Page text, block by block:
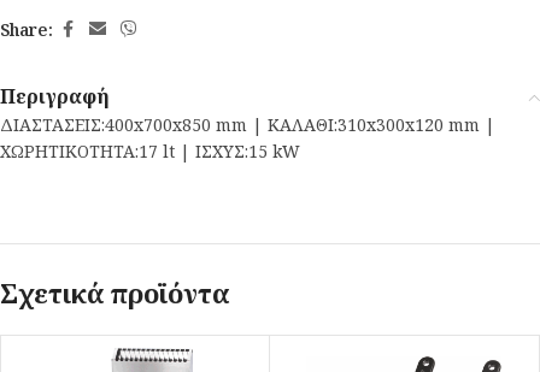
Share:
Περιγραφή
ΔΙΑΣΤΑΣΕΙΣ:400x700x850 mm | ΚΑΛΑΘΙ:310x300x120 mm |
ΧΩΡΗΤΙΚΟΤΗΤΑ:17 lt | ΙΣΧΥΣ:15 kW
Σχετικά προϊόντα